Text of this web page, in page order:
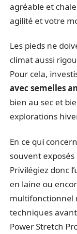
agréable et
agilité et votre
Les pieds ne
climat aussi
Pour cela,
avec semelles
bien au sec et
explorations
En ce qui
souvent
Privilégiez donc
en laine ou
multifonctionnel
techniques
Power Stretch